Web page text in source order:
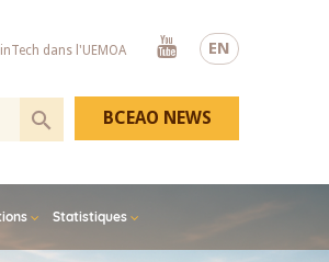
EN
dans l'UEMOA
Youtube
Statistiques
BCEAO NEWS